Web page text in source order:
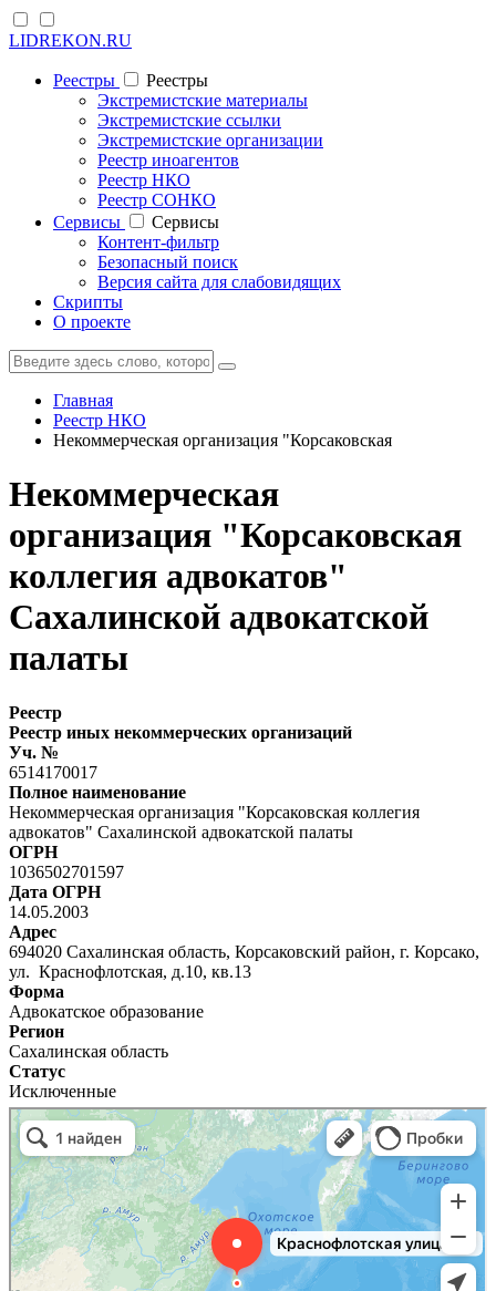
LIDREKON.RU
Реестры
Реестры
Экстремистские материалы
Экстремистские ссылки
Экстремистские организации
Реестр иноагентов
Реестр НКО
Реестр СОНКО
Cервисы
Cервисы
Контент-фильтр
Безопасный поиск
Версия сайта для слабовидящих
Скрипты
О проекте
Главная
Реестр НКО
Некоммерческая организация "Корсаковская
Некоммерческая
организация "Корсаковская
коллегия адвокатов"
Сахалинской адвокатской
палаты
Реестр
Реестр иных некоммерческих организаций
Уч. №
6514170017
Полное наименование
Некоммерческая организация "Корсаковская коллегия
адвокатов" Сахалинской адвокатской палаты
ОГРН
1036502701597
Дата ОГРН
14.05.2003
Адрес
694020 Сахалинская область, Корсаковский район, г. Корсако,
ул. Краснофлотская, д.10, кв.13
Форма
Адвокатское образование
Регион
Сахалинская область
Статус
Исключенные